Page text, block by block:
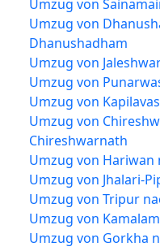
Umzug von
Umzug von
Dhanushadham
Umzug von
Umzug von
Umzug von
Umzug von
Chireshwarnath
Umzug von Hariwan
Umzug von Jhalari-
Umzug von Tripur
Umzug von
Umzug von Gorkha